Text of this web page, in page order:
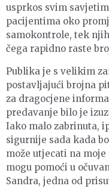
usprkos svim
pacijentima oko
samokontrole, tek
čega rapidno raste
Publika je s velikim
postavljajući brojna
za dragocjene
predavanje bilo je
Iako malo zabrinuta,
sigurnije sada kada
može utjecati na
mogu pomoći u
Sandra, jedna od